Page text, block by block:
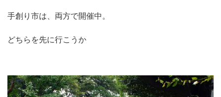
手創り市は、両方で開催中。
どちらを先に行こうか